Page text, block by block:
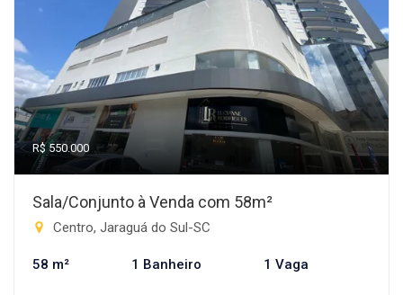
R$ 550.000
Sala/Conjunto à Venda com 58m²
Centro, Jaraguá do Sul-SC
58 m² 1 Banheiro 1 Vaga